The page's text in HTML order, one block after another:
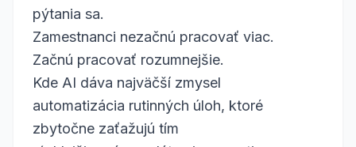
pýtania sa.
Zamestnanci nezačnú pracovať viac.
Začnú pracovať rozumnejšie.
Kde AI dáva najväčší zmysel
automatizácia rutinných úloh, ktoré
zbytočne zaťažujú tím